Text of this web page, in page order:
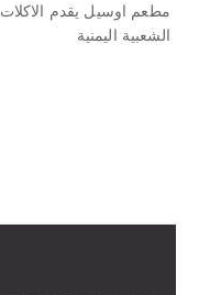
مطعم اوسيل يقدم الاكلات
الشعبية اليمنية